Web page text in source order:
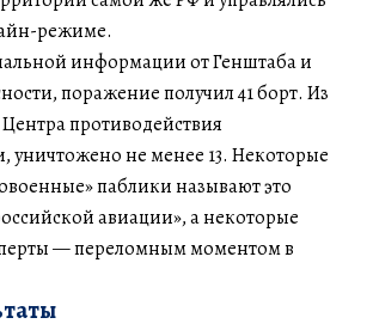
режиме.
информации от Генштаба и
поражение получил 41 борт. Из
противодействия
уничтожено не менее 13. Некоторые
паблики называют это
авиации», а некоторые
— переломным моментом в